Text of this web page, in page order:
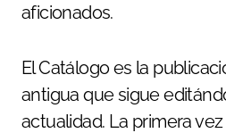
aficionados.
El Catálogo es la
antigua que sigue
actualidad. La primera